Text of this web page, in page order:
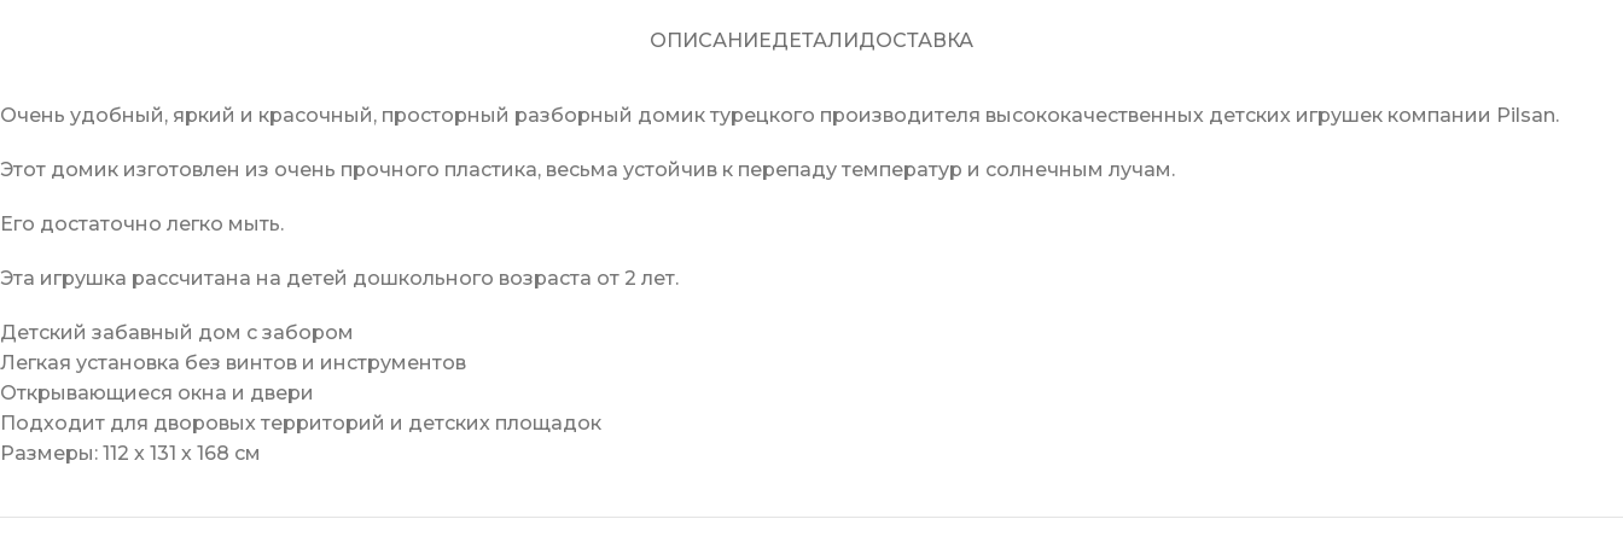
ОПИСАНИЕДЕТАЛИДОСТАВКА
Очень удобный, яркий и красочный, просторный разборный домик турецкого производителя высококачественных детских игрушек компании Pilsan.
Этот домик изготовлен из очень прочного пластика, весьма устойчив к перепаду температур и солнечным лучам.
Его достаточно легко мыть.
Эта игрушка рассчитана на детей дошкольного возраста от 2 лет.
Детский забавный дом с забором
Легкая установка без винтов и инструментов
Открывающиеся окна и двери
Подходит для дворовых территорий и детских площадок
Размеры: 112 х 131 х 168 см